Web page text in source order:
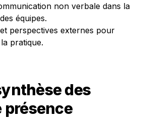
non verbale dans la
équipes.
perspectives externes pour
pratique.
des
présence